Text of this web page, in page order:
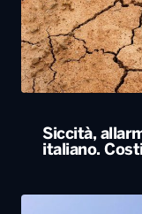
Siccità,
italiano.